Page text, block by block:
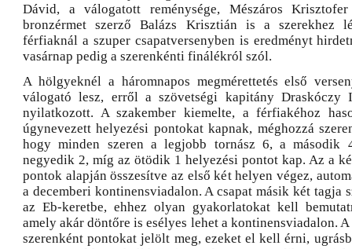
Dávid, a válogatott reménysége, Mészáros
bronzérmet szerző Balázs Krisztián is a szerekhez
férfiaknál a szuper csapatversenyben is eredményt
vasárnap pedig a szerenkénti finálékról szól.
A hölgyeknél a háromnapos megmérettetés első
válogató lesz, erről a szövetségi kapitány Draskóczy
nyilatkozott. A szakember kiemelte, a férfiakéhoz
úgynevezett helyezési pontokat kapnak, méghozzá
hogy minden szeren a legjobb tornász 6, a második
negyedik 2, míg az ötödik 1 helyezési pontot kap. Az a
pontok alapján összesítve az első két helyen végez,
a decemberi kontinensviadalon. A csapat másik két tagja
az Eb-keretbe, ehhez olyan gyakorlatokat kell
amely akár döntőre is esélyes lehet a kontinensviadalon.
szerenként pontokat jelölt meg, ezeket el kell érni,